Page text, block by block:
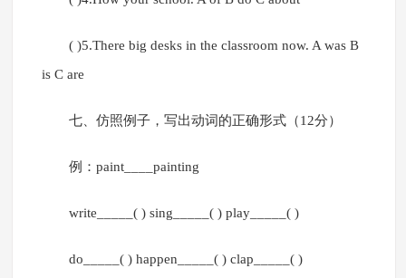
( )5.There big desks in the classroom now. A was B
is C are
七、仿照例子，写出动词的正确形式（12分）
例：paint____painting
write_____( ) sing_____( ) play_____( )
do_____( ) happen_____( ) clap_____( )